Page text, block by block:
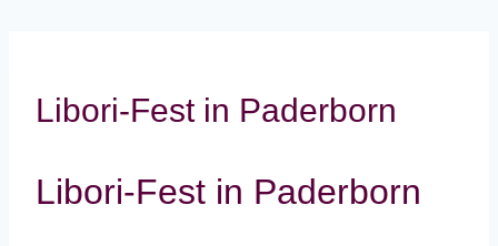
Libori-Fest in Paderborn
Libori-Fest in Paderborn